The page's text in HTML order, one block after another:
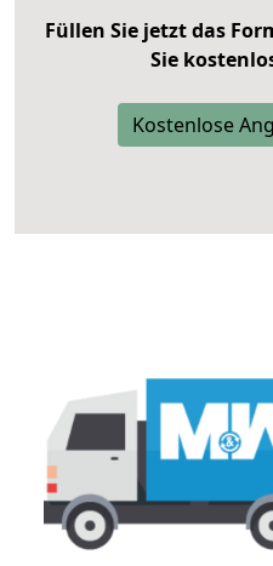
Füllen Sie jetzt das
Sie
Kostenlose